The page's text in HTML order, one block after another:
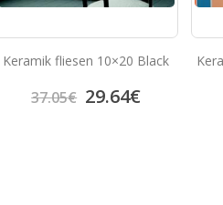
Keramik fliesen 10×20 Black
37.05€ 29.64€